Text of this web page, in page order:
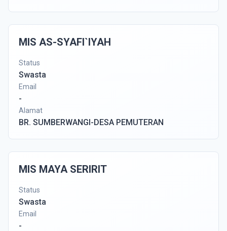
MIS AS-SYAFI`IYAH
Status
Swasta
Email
-
Alamat
BR. SUMBERWANGI-DESA PEMUTERAN
MIS MAYA SERIRIT
Status
Swasta
Email
-